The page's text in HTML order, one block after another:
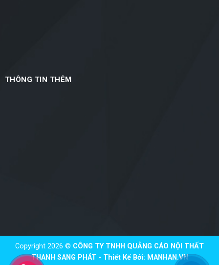
THÔNG TIN THÊM
Copyright 2026 © CÔNG TY TNHH QUẢNG CÁO NỘI THẤT
THANH SANG PHÁT - Thiết Kế Bởi: MANHAN.VN